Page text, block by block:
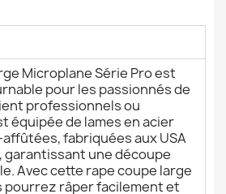
Microplane Série Pro est
pour les passionnés de
professionnels ou
équipée de lames en acier
fabriquées aux USA
garantissant une découpe
Avec cette rape coupe large
pourrez râper facilement et